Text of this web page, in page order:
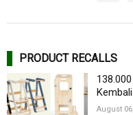
PRODUCT RECALLS
August